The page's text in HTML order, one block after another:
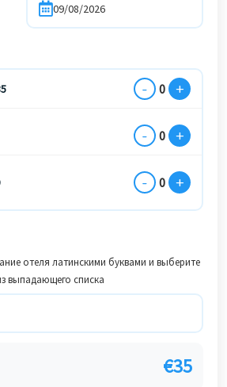
- 0 +
- 0 +
- 0 +
отеля латинскими буквами и выберите
выпадающего списка
€35